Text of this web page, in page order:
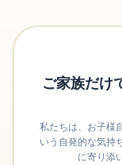
ご家族だけ
私たちは、お子様
いう自発的な気持
に寄り添